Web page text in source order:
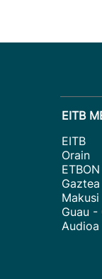
EITB
EITB
Orain
ETBON
Gaztea
Makusi
Guau -
Audioa